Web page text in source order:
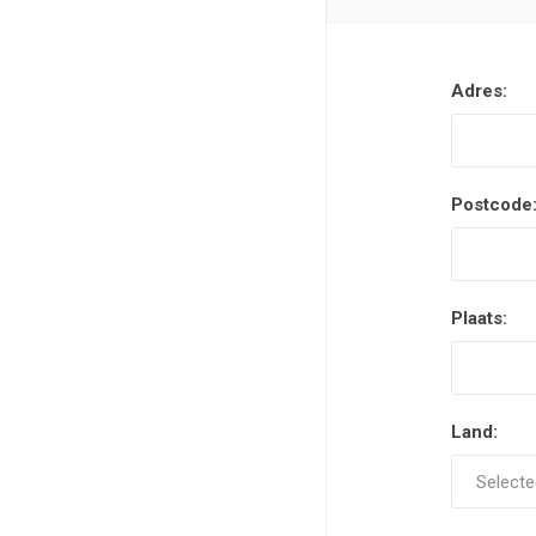
Adres:
Postcode:
Plaats:
Land: